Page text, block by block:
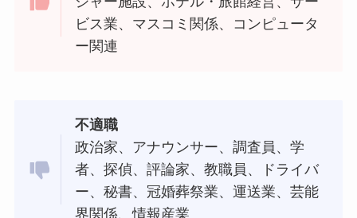
ビス業、マスコミ関係、コンピュータ
ー関連
不適職
政治家、アナウンサー、調査員、学
者、探偵、評論家、教職員、ドライバ
ー、秘書、冠婚葬祭業、運送業、芸能
界関係、情報産業